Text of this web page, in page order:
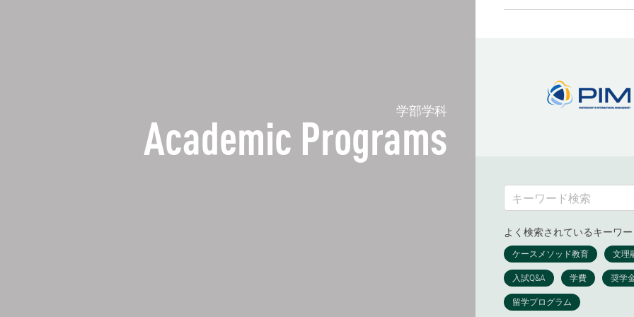
学部学科
Academic Programs
よく検索されているキーワ